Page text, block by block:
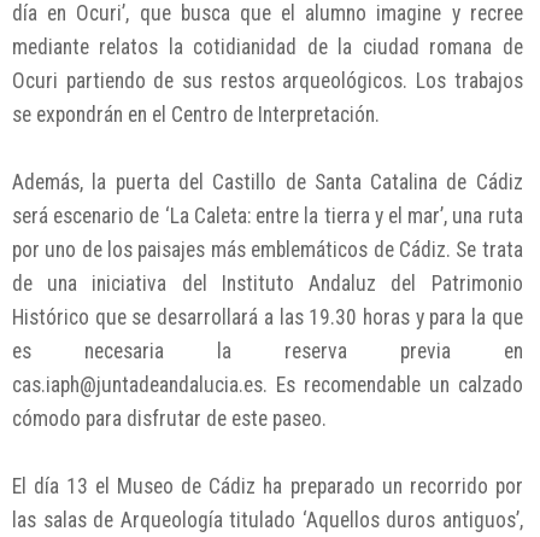
día en Ocuri’, que busca que el alumno imagine y recree
mediante relatos la cotidianidad de la ciudad romana de
Ocuri partiendo de sus restos arqueológicos. Los trabajos
se expondrán en el Centro de Interpretación.
Además, la puerta del Castillo de Santa Catalina de Cádiz
será escenario de ‘La Caleta: entre la tierra y el mar’, una ruta
por uno de los paisajes más emblemáticos de Cádiz. Se trata
de una iniciativa del Instituto Andaluz del Patrimonio
Histórico que se desarrollará a las 19.30 horas y para la que
es necesaria la reserva previa en
cas.iaph@juntadeandalucia.es. Es recomendable un calzado
cómodo para disfrutar de este paseo.
El día 13 el Museo de Cádiz ha preparado un recorrido por
las salas de Arqueología titulado ‘Aquellos duros antiguos’,